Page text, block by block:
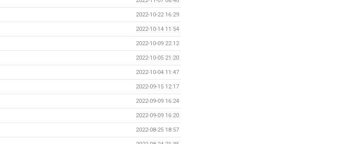
2022-10-22 16:29
2022-10-14 11:54
2022-10-09 22:12
2022-10-05 21:20
2022-10-04 11:47
2022-09-15 12:17
2022-09-09 16:24
2022-09-09 16:20
2022-08-25 18:57